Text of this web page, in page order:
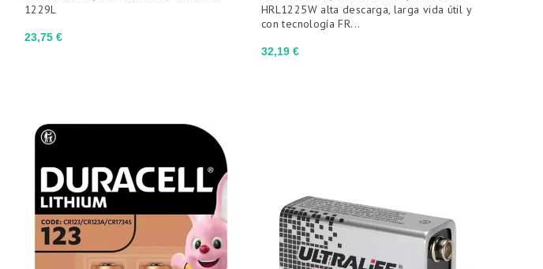
Precio
23,75 €
1229L
Precio
32,19 €
HRL1225W alta descarga, larga vida útil y
con tecnología FR...